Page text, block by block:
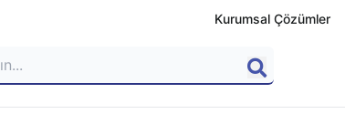
Kurumsal Çözümler